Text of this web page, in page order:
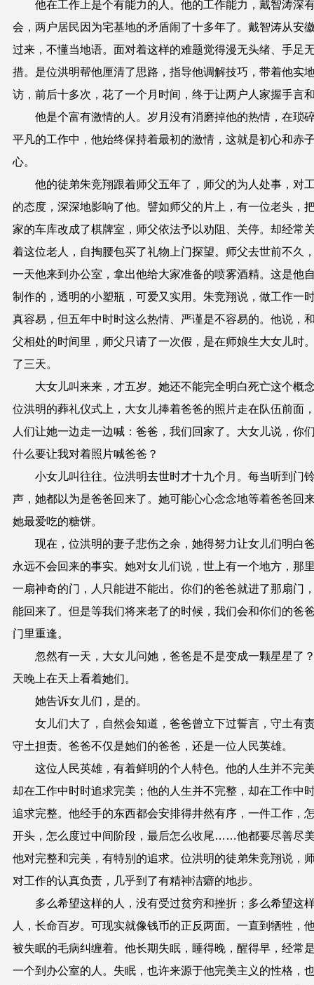
他在工作上是个有能力的人。他的工作能力，戴智涛深
会，两户居民因为宅基地的矛盾闹了十多年了。戴智涛从安
过来，不懂当地语。面对着这样的难题觉得漫无头绪、手足
措。是位洪明帮他厘清了思路，指导他调解技巧，带着他实
访，前后十多次，花了一个月时间，终于让两户人家握手言
他是个富有激情的人。岁月没有消磨掉他的热情，在琐
平凡的工作中，他始终保持着最初的激情，这就是初心和赤
心。
他的徒弟朱竞翔跟着师父五年了，师父的为人处事，对
的态度，深深地影响了他。譬如师父的片上，有一位老头，
家的车库改成了棋牌室，师父依法予以劝阻、关停。却经常
着这位老人，自掏腰包买了礼物上门探望。师父去世前不久
一天他来到办公室，拿出他给大家准备的喷雾酒精。这是他
制作的，透明的小塑瓶，可爱又实用。朱竞翔说，做工作一
真容易，但五年中时时这么热情、严谨是不容易的。他说，
父相处的时间里，师父只请了一次假，是在师娘生大女儿时
了三天。
大女儿叫来来，才五岁。她还不能完全明白死亡这个概
位洪明的葬礼仪式上，大女儿捧着爸爸的照片走在队伍前面
人们让她一边走一边喊：爸爸，我们回家了。大女儿说，你
什么要让我对着照片喊爸爸？
小女儿叫往往。位洪明去世时才十九个月。每当听到门
声，她都以为是爸爸回来了。她可能心心念念地等着爸爸回
她最爱吃的糖饼。
现在，位洪明的妻子悲伤之余，她得努力让女儿们明白
永远不会回来的事实。她对女儿们说，世上有一个地方，那
一扇神奇的门，人只能进不能出。你们的爸爸就进了那扇门
能回来了。但是等我们将来老了的时候，我们会和你们的爸
门里重逢。
忽然有一天，大女儿问她，爸爸是不是变成一颗星星了
天晚上在天上看着她们。
她告诉女儿们，是的。
女儿们大了，自然会知道，爸爸曾立下过誓言，守土有
守土担责。爸爸不仅是她们的爸爸，还是一位人民英雄。
这位人民英雄，有着鲜明的个人特色。他的人生并不完
却在工作中时时追求完美；他的人生并不完整，却在工作中
追求完整。他经手的东西都会安排得井然有序，一件工作，
开头，怎么度过中间阶段，最后怎么收尾……他都要尽善尽
他对完整和完美，有特别的追求。位洪明的徒弟朱竞翔说，
对工作的认真负责，几乎到了有精神洁癖的地步。
多么希望这样的人，没有受过贫穷和挫折；多么希望这
人，长命百岁。可现实就像钱币的正反两面。一直到牺牲，
被失眠的毛病纠缠着。他长期失眠，睡得晚，醒得早，经常
一个到办公室的人。失眠，也许来源于他完美主义的性格，